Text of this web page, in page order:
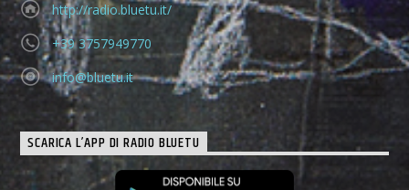
http://radio.bluetu.it/
+39 3757949770
info@bluetu.it
SCARICA L’APP DI RADIO BLUETU